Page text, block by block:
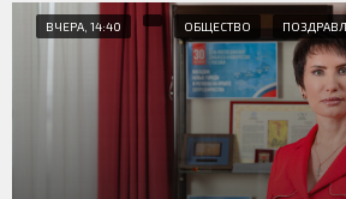
ВЧЕРА, 14:40 ОБЩЕСТВО